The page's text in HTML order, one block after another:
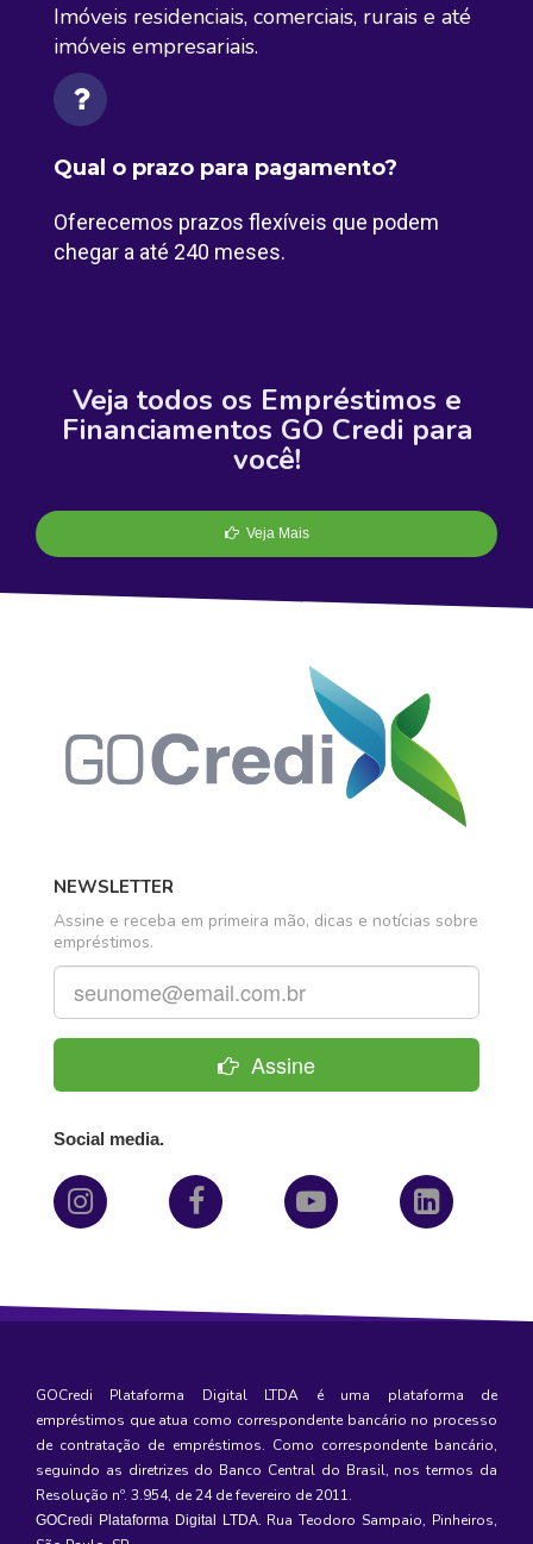
Imóveis residenciais, comerciais, rurais e até
imóveis empresariais.
Qual o prazo para pagamento?
Oferecemos prazos flexíveis que podem
chegar a até 240 meses.
Veja todos os Empréstimos e
Financiamentos GO Credi para
você!
Veja Mais
NEWSLETTER
Assine e receba em primeira mão, dicas e notícias sobre
empréstimos.
Assine
Social media.
GOCredi Plataforma Digital LTDA é uma plataforma de
empréstimos que atua como correspondente bancário no processo
de contratação de empréstimos. Como correspondente bancário,
seguindo as diretrizes do Banco Central do Brasil, nos termos da
Resolução nº. 3.954, de 24 de fevereiro de 2011.
GOCredi Plataforma Digital LTDA. Rua Teodoro Sampaio, Pinheiros,